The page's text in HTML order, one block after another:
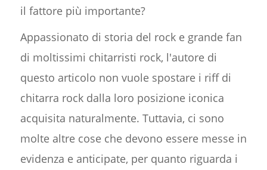
il fattore più importante?
Appassionato di storia del rock e grande fan
di moltissimi chitarristi rock, l'autore di
questo articolo non vuole spostare i riff di
chitarra rock dalla loro posizione iconica
acquisita naturalmente. Tuttavia, ci sono
molte altre cose che devono essere messe in
evidenza e anticipate, per quanto riguarda i